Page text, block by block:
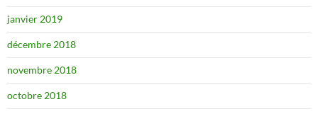
janvier 2019
décembre 2018
novembre 2018
octobre 2018